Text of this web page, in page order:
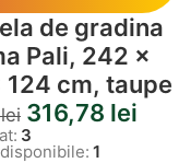
de gradina
Pali, 242 x
124 cm, taupe
lei 316,78 lei
3
1